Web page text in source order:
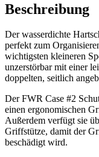
Beschreibung
Der wasserdichte
perfekt zum
wichtigsten kleineren
unzerstörbar mit einer
doppelten, seitlich
Der FWR Case #2
einen ergonomischen
Außerdem verfügt sie
Griffstütze, damit der
beschädigt wird.